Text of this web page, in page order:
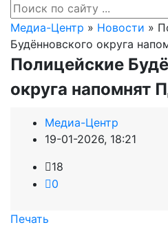
Медиа-Центр » Новости »
Будённовского округа
Полицейские
округа напомнят
Медиа-Центр
19-01-2026, 18:21
18
0
Печать